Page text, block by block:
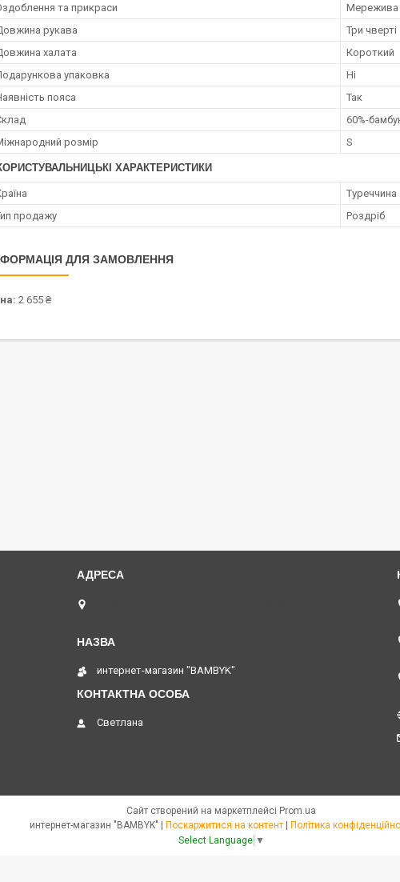
та прикраси
Мережива
рукава
Три чверті
халата
Короткий
упаковка
Ні
пояса
Так
60%-
розмір
S
ХАРАКТЕРИСТИКИ
Туреччина
продажу
Роздріб
ДЛЯ ЗАМОВЛЕННЯ
2 655 ₴
интернет-магазин "BAMBYK"
Светлана
Сайт створений на маркетплейсі Prom.ua
Поскаржитися на контент
Політика
Select Language ▼